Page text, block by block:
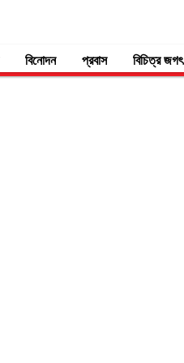
বিনোদন প্রবাস বিচিত্র জগৎ